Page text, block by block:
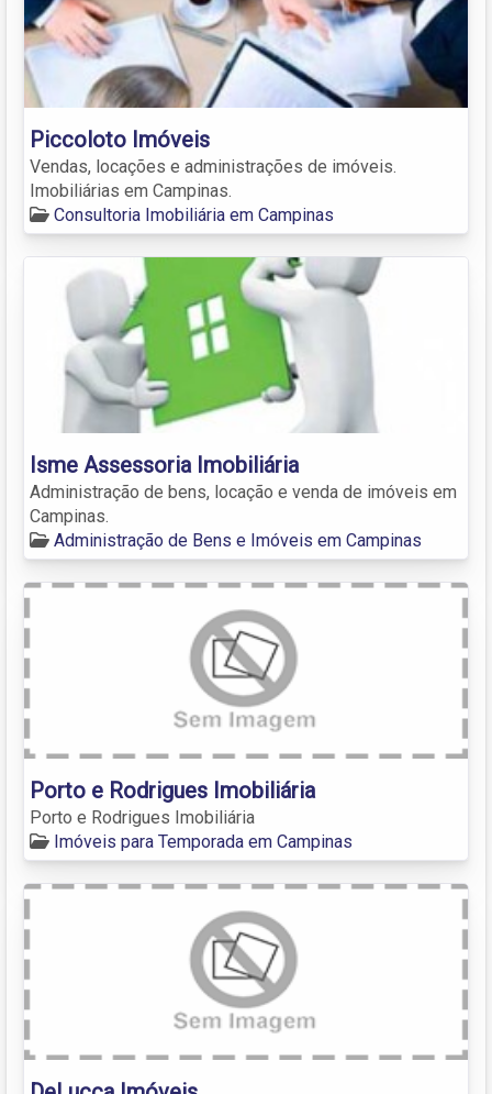
Piccoloto Imóveis
Vendas, locações e administrações de imóveis.
Imobiliárias em Campinas.
Consultoria Imobiliária em Campinas
Isme Assessoria Imobiliária
Administração de bens, locação e venda de imóveis em
Campinas.
Administração de Bens e Imóveis em Campinas
Porto e Rodrigues Imobiliária
Porto e Rodrigues Imobiliária
Imóveis para Temporada em Campinas